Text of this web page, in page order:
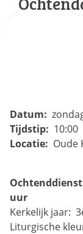
Datum:
Tijdstip: 10:00
Locatie: Oude
Ochtenddienst
uur
Kerkelijk jaar:
Liturgische